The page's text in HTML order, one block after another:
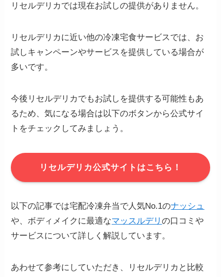
リセルデリカでは現在お試しの提供がありません。
リセルデリカに近い他の冷凍宅食サービスでは、お
試しキャンペーンやサービスを提供している場合が
多いです。
今後リセルデリカでもお試しを提供する可能性もあ
るため、気になる場合は以下のボタンから公式サイ
トをチェックしてみましょう。
リセルデリカ公式サイトはこちら！
以下の記事では宅配冷凍弁当で人気No.1のナッシュ
や、ボディメイクに最適なマッスルデリの口コミや
サービスについて詳しく解説しています。
あわせて参考にしていただき、リセルデリカと比較